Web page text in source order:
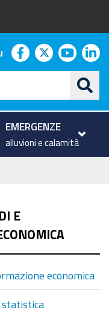
facebook
twitter
Cerca
nel
sito
EMERGENZE
alluvioni e calamità
E
economica
statistica